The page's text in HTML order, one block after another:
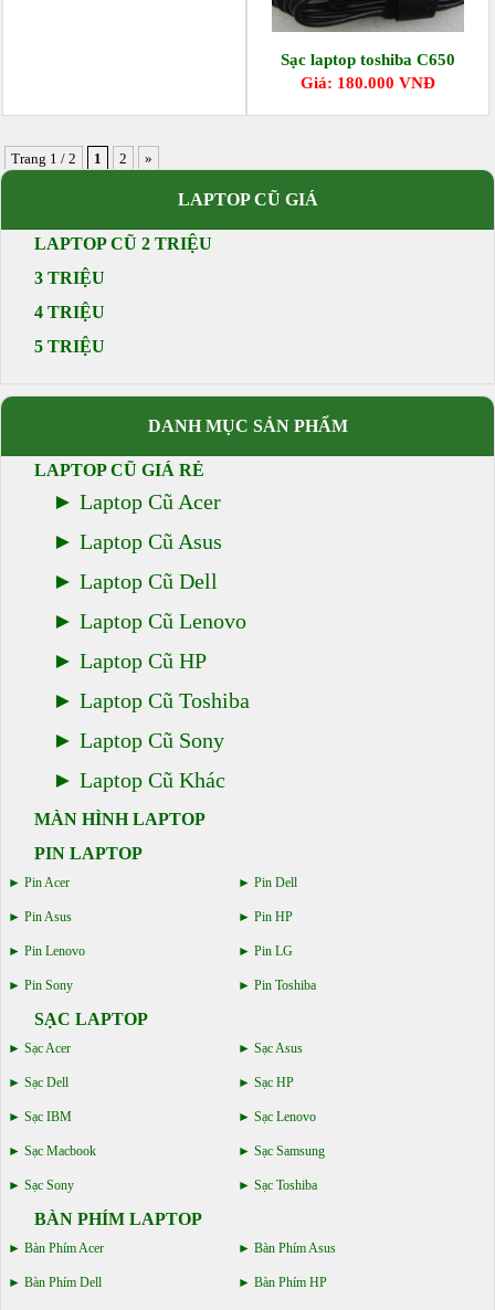
Sạc laptop toshiba C650
Giá: 180.000 VNĐ
Trang 1 / 2 1 2 »
LAPTOP CŨ GIÁ
LAPTOP CŨ 2 TRIỆU
3 TRIỆU
4 TRIỆU
5 TRIỆU
DANH MỤC SẢN PHẨM
LAPTOP CŨ GIÁ RẺ
Laptop Cũ Acer
Laptop Cũ Asus
Laptop Cũ Dell
Laptop Cũ Lenovo
Laptop Cũ HP
Laptop Cũ Toshiba
Laptop Cũ Sony
Laptop Cũ Khác
MÀN HÌNH LAPTOP
PIN LAPTOP
Pin Acer Pin Dell
Pin Asus Pin HP
Pin Lenovo Pin LG
Pin Sony Pin Toshiba
SẠC LAPTOP
Sạc Acer Sạc Asus
Sạc Dell Sạc HP
Sạc IBM Sạc Lenovo
Sạc Macbook Sạc Samsung
Sạc Sony Sạc Toshiba
BÀN PHÍM LAPTOP
Bàn Phím Acer Bàn Phím Asus
Bàn Phím Dell Bàn Phím HP